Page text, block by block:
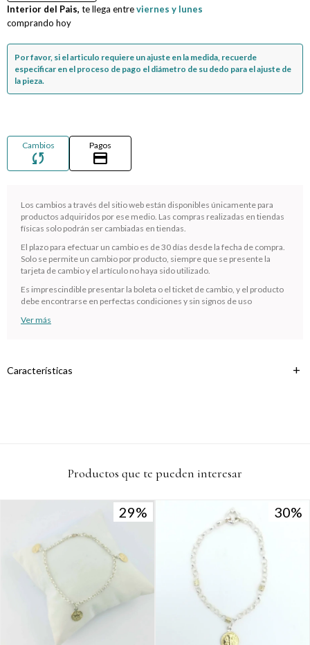
Interior del Pais, te llega entreviernes y lunes
comprando hoy
Por favor, si el articulo requiere un ajuste en la medida, recuerde
especificar en el proceso de pago el diámetro de su dedo para el ajuste de
la pieza.
Cambios
sync
Pagos
credit_card
Los cambios a través del sitio web están disponibles únicamente para
productos adquiridos por ese medio. Las compras realizadas en tiendas
físicas solo podrán ser cambiadas en tiendas.
El plazo para efectuar un cambio es de 30 días desde la fecha de compra.
Solo se permite un cambio por producto, siempre que se presente la
tarjeta de cambio y el artículo no haya sido utilizado.
Es imprescindible presentar la boleta o el ticket de cambio, y el producto
debe encontrarse en perfectas condiciones y sin signos de uso
Ver más
Características
Productos que te pueden interesar
29
29 30
30
Comprá ahora y Pagá
Después, hasta en 12
cuotas y sin tocar tu
tarjeta de crédito
Comprá en 3 cuotas sin recargo o hasta en 12
cuotas * ¡Solo con tu cédula!
Verifica si estás calificado para comprar con Pago
Después:
Cédula de identidad
Estás calificado para comprar usando Pago
Después.
Elegís Pago Después como metodo de pago
Ups!